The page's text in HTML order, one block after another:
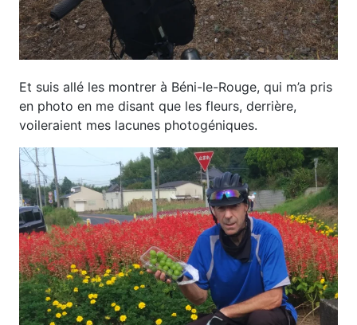
Et suis allé les montrer à Béni-le-Rouge, qui m’a pris
en photo en me disant que les fleurs, derrière,
voileraient mes lacunes photogéniques.